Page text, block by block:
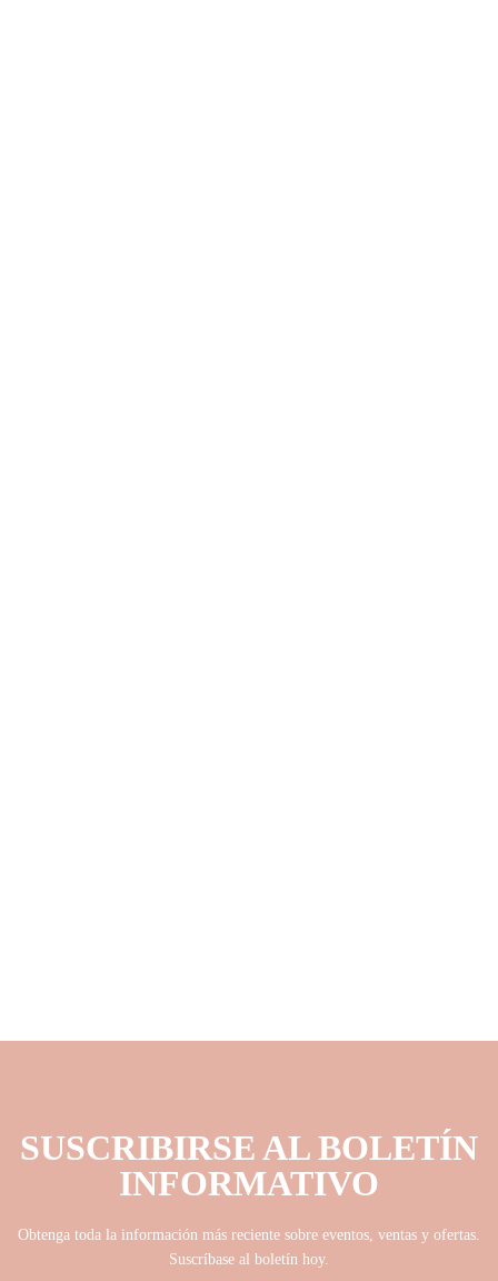
SUSCRIBIRSE AL BOLETÍN
INFORMATIVO
Obtenga toda la información más reciente sobre eventos, ventas y ofertas.
Suscríbase al boletín hoy.